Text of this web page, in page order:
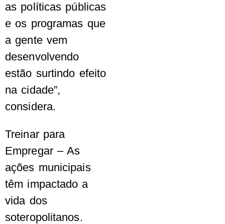
as políticas públicas
e os programas que
a gente vem
desenvolvendo
estão surtindo efeito
na cidade”,
considera.
Treinar para
Empregar – As
ações municipais
têm impactado a
vida dos
soteropolitanos.